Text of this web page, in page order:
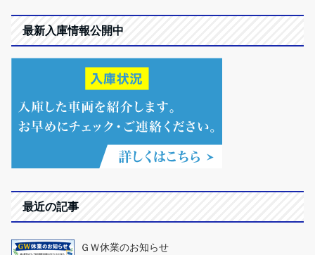
最新入庫情報公開中
最近の記事
ＧＷ休業のお知らせ